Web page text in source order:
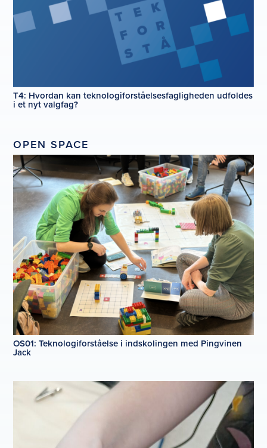
T4: Hvordan kan teknologiforståelsesfagligheden udfoldes
i et nyt valgfag?
OPEN SPACE
OS01: Teknologiforståelse i indskolingen med Pingvinen
Jack